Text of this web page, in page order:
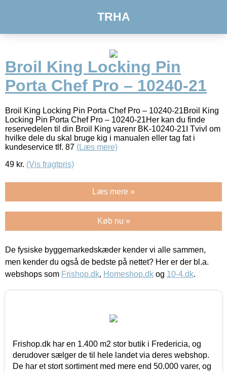
TRHA
Broil King Locking Pin
Porta Chef Pro – 10240-21
Broil King Locking Pin Porta Chef Pro – 10240-21Broil King
Locking Pin Porta Chef Pro – 10240-21Her kan du finde
reservedelen til din Broil King varenr BK-10240-21I Tvivl om
hvilke dele du skal bruge kig i manualen eller tag fat i
kundeservice tlf. 87 (Læs mere)
49 kr. (Vis fragtpris)
Læs mere »
Køb nu »
De fysiske byggemarkedskæder kender vi alle sammen,
men kender du også de bedste på nettet? Her er der bl.a.
webshops som Frishop.dk, Homeshop.dk og 10-4.dk.
Frishop.dk har en 1.400 m2 stor butik i Fredericia, og
derudover sælger de til hele landet via deres webshop.
De har et stort sortiment med mere end 50.000 varer, og